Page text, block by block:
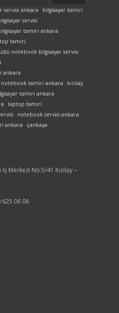
servisi ankara
bilgisayar tamiri
servisi
tamiri ankara
tamiri
notebook bilgisayar servisi
ankara
notebook tamiri ankara
kızılay
tamiri ankara
laptop tamiri
notebook servisi ankara
ankara çankaya
Merkezi No:5/41 Kızılay –
625 06 06